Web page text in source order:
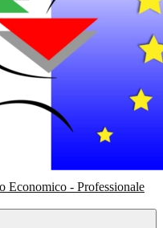
Economico - Professionale